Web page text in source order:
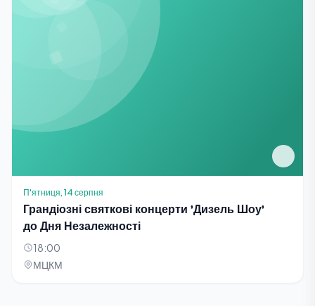
П'ятниця, 14 серпня
Грандіозні святкові концерти 'Дизель Шоу'
до Дня Незалежності
18:00
МЦКМ